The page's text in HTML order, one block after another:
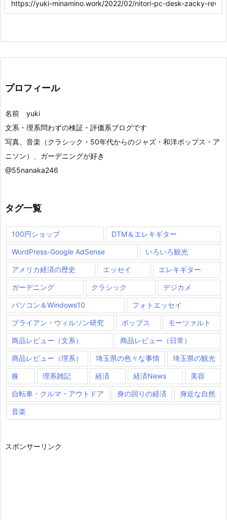
プロフィール
名前 yuki
文系・理系問わずの検証・評価系ブログです
写真、音楽（クラシック・50年代からのジャズ・和洋ポップス・ア
ニソン）、ガーデニングが好き
@55nanaka246
タグ一覧
100円ショップ DTM＆エレキギター
WordPress-Google AdSense いろいろ観光
アメリカ経済の歴史 エッセイ エレキギター
ガーデニング クラシック デジカメ
パソコン＆Windows10 フォトエッセイ
ブライアン・ウィルソン研究 ポップス モーツァルト
商品レビュー（文系） 商品レビュー（日常）
商品レビュー（理系） 埼玉県の色々な事情 埼玉県の観光
株 理系雑記 経済 経済News 美容
自転車・クルマ・アウトドア 身の回りの経済 身近な自然
音楽
スポンサーリンク